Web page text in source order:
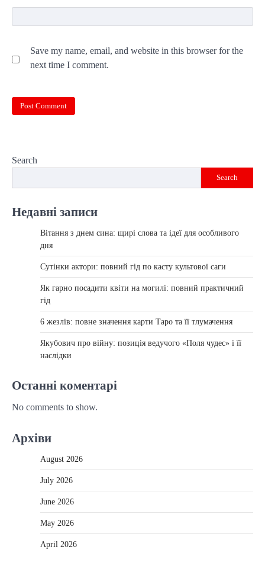
Save my name, email, and website in this browser for the
next time I comment.
Search
Search
Недавні записи
Вітання з днем сина: щирі слова та ідеї для особливого
дня
Сутінки актори: повний гід по касту культової саги
Як гарно посадити квіти на могилі: повний практичний
гід
6 жезлів: повне значення карти Таро та її тлумачення
Якубович про війну: позиція ведучого «Поля чудес» і її
наслідки
Останні коментарі
No comments to show.
Архіви
August 2026
July 2026
June 2026
May 2026
April 2026